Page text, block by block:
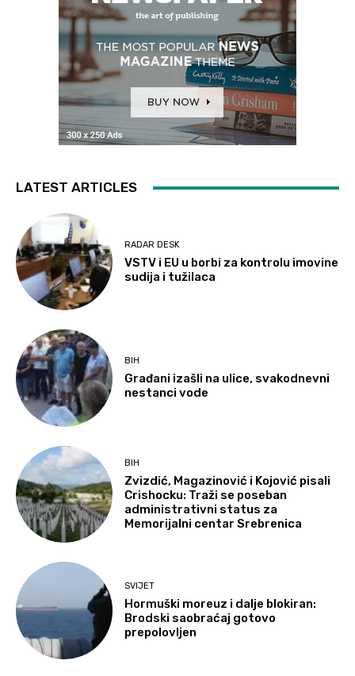
LATEST ARTICLES
RADAR DESK
VSTV i EU u borbi za kontrolu imovine
sudija i tužilaca
BIH
Građani izašli na ulice, svakodnevni
nestanci vode
BIH
Zvizdić, Magazinović i Kojović pisali
Crishocku: Traži se poseban
administrativni status za
Memorijalni centar Srebrenica
SVIJET
Hormuški moreuz i dalje blokiran:
Brodski saobraćaj gotovo
prepolovljen